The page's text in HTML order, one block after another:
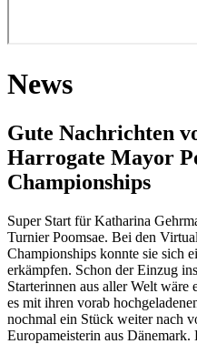
News
Gute Nachrichten
Harrogate Mayor
Championships
Super Start für Katharina
Turnier Poomsae. Bei den
Championships konnte sie sich
erkämpfen. Schon der Einzug
Starterinnen aus aller Welt
es mit ihren vorab
nochmal ein Stück weiter nach
Europameisterin aus
“